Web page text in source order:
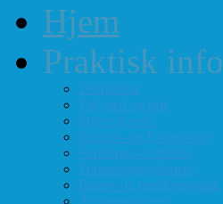
Hjem
Praktisk info
Terminliste
Tid, sted og pris
Styre og verv
Telefon- og E-post-liste
Forenings-vedtekter
Turneringsreglement
Barne- og ungdomssjakk
Årsmøte-papirer